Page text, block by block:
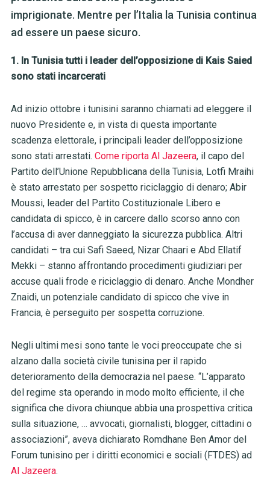
imprigionate. Mentre per l’Italia la Tunisia continua
ad essere un paese sicuro.
1. In Tunisia tutti i leader dell’opposizione di Kais Saied
sono stati incarcerati
Ad inizio ottobre i tunisini saranno chiamati ad eleggere il
nuovo Presidente e, in vista di questa importante
scadenza elettorale, i principali leader dell’opposizione
sono stati arrestati. Come riporta Al Jazeera, il capo del
Partito dell’Unione Repubblicana della Tunisia, Lotfi Mraihi
è stato arrestato per sospetto riciclaggio di denaro; Abir
Moussi, leader del Partito Costituzionale Libero e
candidata di spicco, è in carcere dallo scorso anno con
l’accusa di aver danneggiato la sicurezza pubblica. Altri
candidati – tra cui Safi Saeed, Nizar Chaari e Abd Ellatif
Mekki – stanno affrontando procedimenti giudiziari per
accuse quali frode e riciclaggio di denaro. Anche Mondher
Znaidi, un potenziale candidato di spicco che vive in
Francia, è perseguito per sospetta corruzione.
Negli ultimi mesi sono tante le voci preoccupate che si
alzano dalla società civile tunisina per il rapido
deterioramento della democrazia nel paese. “L’apparato
del regime sta operando in modo molto efficiente, il che
significa che divora chiunque abbia una prospettiva critica
sulla situazione, … avvocati, giornalisti, blogger, cittadini o
associazioni”, aveva dichiarato Romdhane Ben Amor del
Forum tunisino per i diritti economici e sociali (FTDES) ad
Al Jazeera.